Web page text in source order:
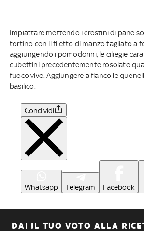
Impiattare mettendo i crostini di pane
tortino con il filetto di manzo tagliato a
aggiungendo i pomodorini, le ciliegie
cubettini precedentemente rosolato
fuoco vivo. Aggiungere a fianco le
basilico.
Condividi
Whatsapp Telegram Facebook
DAI IL TUO VOTO ALLA